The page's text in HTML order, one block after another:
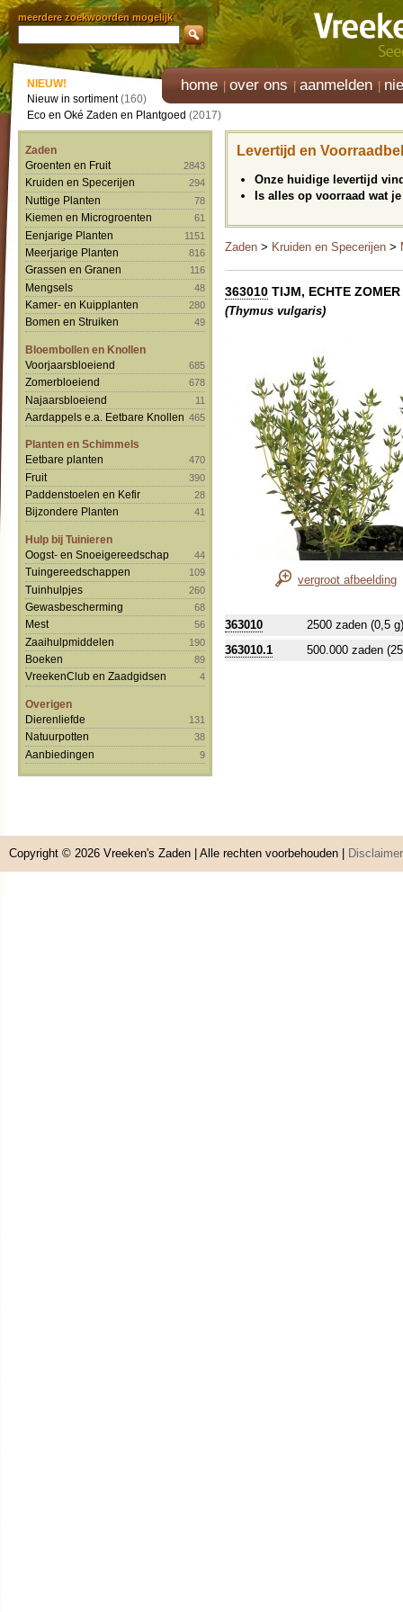
meerdere zoekwoorden mogelijk
home over ons aanmelden
NIEUW!
Nieuw in sortiment(160)
Eco en Oké Zaden en Plantgoed (2017)
Zaden
Groenten en Fruit
2843
Kruiden en Specerijen 294
Nuttige Planten 78
Kiemen en Microgroenten 61
Eenjarige Planten 1151
Meerjarige Planten 816
Grassen en Granen 116
Mengsels 48
Kamer- en Kuipplanten 280
Bomen en Struiken 49
Bloembollen en Knollen
Voorjaarsbloeiend
685
Zomerbloeiend 678
Najaarsbloeiend 11
Aardappels e.a. Eetbare Knollen 465
Planten en Schimmels
Eetbare planten
470
Fruit 390
Paddenstoelen en Kefir 28
Bijzondere Planten 41
Hulp bij Tuinieren
Oogst- en Snoeigereedschap
44
Tuingereedschappen 109
Tuinhulpjes 260
Gewasbescherming 68
Mest 56
Zaaihulpmiddelen 190
Boeken 89
VreekenClub en Zaadgidsen 4
Overigen
Dierenliefde
131
Natuurpotten 38
Aanbiedingen 9
Levertijd en
Onze huidige levertijd
Is alles op voorraad wat
Zaden > Kruiden en Specerijen >
363010 TIJM, ECHTE
(Thymus vulgaris)
vergroot afbeelding
363010
2500 zaden (0,5 g)
363010.1
500.000 zaden
Copyright © 2026 Vreeken's Zaden | Alle rechten voorbehouden | Disclaimer